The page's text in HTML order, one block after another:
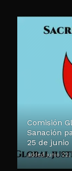
Comisión
Sanación
25 de junio
added junio 22,